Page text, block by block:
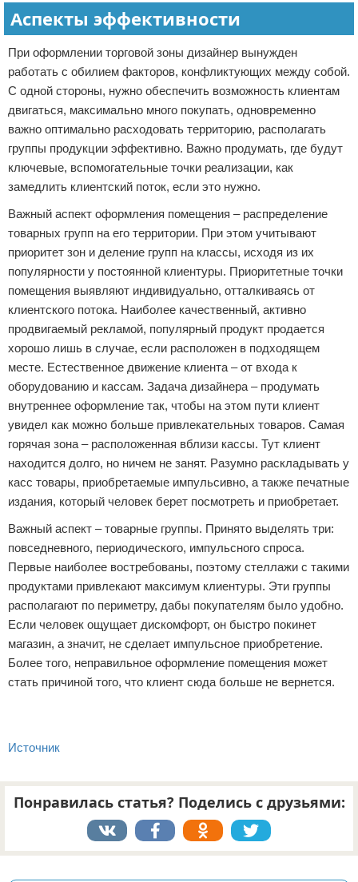
Аспекты эффективности
При оформлении торговой зоны дизайнер вынужден
работать с обилием факторов, конфликтующих между собой.
С одной стороны, нужно обеспечить возможность клиентам
двигаться, максимально много покупать, одновременно
важно оптимально расходовать территорию, располагать
группы продукции эффективно. Важно продумать, где будут
ключевые, вспомогательные точки реализации, как
замедлить клиентский поток, если это нужно.
Важный аспект оформления помещения – распределение
товарных групп на его территории. При этом учитывают
приоритет зон и деление групп на классы, исходя из их
популярности у постоянной клиентуры. Приоритетные точки
помещения выявляют индивидуально, отталкиваясь от
клиентского потока. Наиболее качественный, активно
продвигаемый рекламой, популярный продукт продается
хорошо лишь в случае, если расположен в подходящем
месте. Естественное движение клиента – от входа к
оборудованию и кассам. Задача дизайнера – продумать
внутреннее оформление так, чтобы на этом пути клиент
увидел как можно больше привлекательных товаров. Самая
горячая зона – расположенная вблизи кассы. Тут клиент
находится долго, но ничем не занят. Разумно раскладывать у
касс товары, приобретаемые импульсивно, а также печатные
издания, который человек берет посмотреть и приобретает.
Важный аспект – товарные группы. Принято выделять три:
повседневного, периодического, импульсного спроса.
Первые наиболее востребованы, поэтому стеллажи с такими
продуктами привлекают максимум клиентуры. Эти группы
располагают по периметру, дабы покупателям было удобно.
Если человек ощущает дискомфорт, он быстро покинет
магазин, а значит, не сделает импульсное приобретение.
Более того, неправильное оформление помещения может
стать причиной того, что клиент сюда больше не вернется.
Источник
Понравилась статья? Поделись с друзьями: